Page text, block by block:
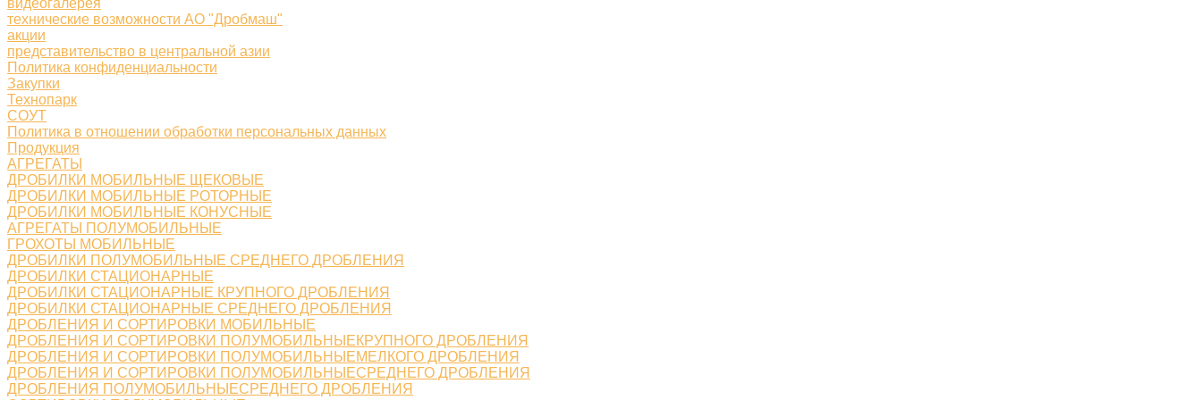
видеогалерея
технические возможности АО "Дробмаш"
акции
представительство в центральной азии
Политика конфиденциальности
Закупки
Технопарк
СОУТ
Политика в отношении обработки персональных данных
Продукция
АГРЕГАТЫ
ДРОБИЛКИ МОБИЛЬНЫЕ ЩЕКОВЫЕ
ДРОБИЛКИ МОБИЛЬНЫЕ РОТОРНЫЕ
ДРОБИЛКИ МОБИЛЬНЫЕ КОНУСНЫЕ
АГРЕГАТЫ ПОЛУМОБИЛЬНЫЕ
ГРОХОТЫ МОБИЛЬНЫЕ
ДРОБИЛКИ ПОЛУМОБИЛЬНЫЕ СРЕДНЕГО ДРОБЛЕНИЯ
ДРОБИЛКИ СТАЦИОНАРНЫЕ
ДРОБИЛКИ СТАЦИОНАРНЫЕ КРУПНОГО ДРОБЛЕНИЯ
ДРОБИЛКИ СТАЦИОНАРНЫЕ СРЕДНЕГО ДРОБЛЕНИЯ
ДРОБЛЕНИЯ И СОРТИРОВКИ МОБИЛЬНЫЕ
ДРОБЛЕНИЯ И СОРТИРОВКИ ПОЛУМОБИЛЬНЫЕКРУПНОГО ДРОБЛЕНИЯ
ДРОБЛЕНИЯ И СОРТИРОВКИ ПОЛУМОБИЛЬНЫЕМЕЛКОГО ДРОБЛЕНИЯ
ДРОБЛЕНИЯ И СОРТИРОВКИ ПОЛУМОБИЛЬНЫЕСРЕДНЕГО ДРОБЛЕНИЯ
ДРОБЛЕНИЯ ПОЛУМОБИЛЬНЫЕСРЕДНЕГО ДРОБЛЕНИЯ